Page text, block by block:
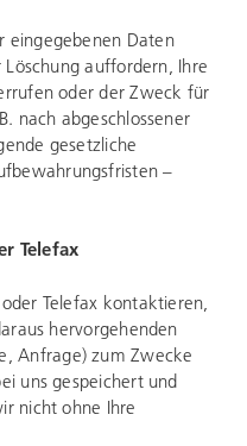
eingegebenen Daten
auffordern, Ihre
oder der Zweck für
nach abgeschlossener
gesetzliche
–
Telefax
Telefax kontaktieren,
hervorgehenden
Anfrage) zum Zwecke
uns gespeichert und
nicht ohne Ihre